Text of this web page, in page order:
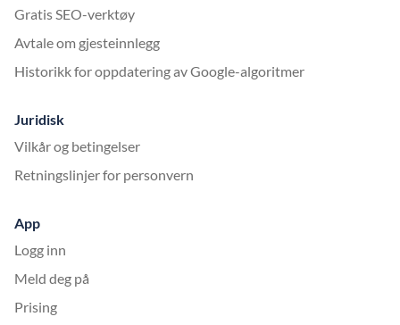
Gratis SEO-verktøy
Avtale om gjesteinnlegg
Historikk for oppdatering av Google-algoritmer
Juridisk
Vilkår og betingelser
Retningslinjer for personvern
App
Logg inn
Meld deg på
Prising